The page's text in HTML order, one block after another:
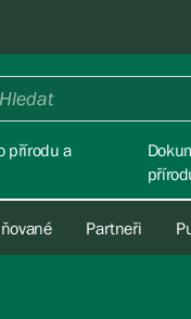
přírodu a
Partneři